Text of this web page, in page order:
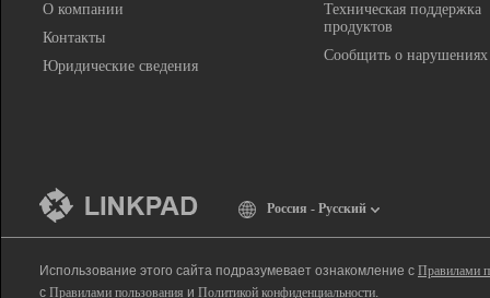
О компании
Контакты
Юридические сведения
Техническая поддержка
продуктов
Сообщить о нарушениях
Россия - Русский
Использование этого сайта подразумевает ознакомление с Правилами
с Правилами пользования и Политикой конфиденциальности.